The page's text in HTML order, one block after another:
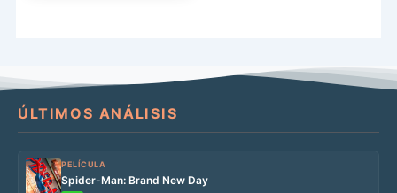
ÚLTIMOS ANÁLISIS
PELÍCULA
Spider-Man: Brand New Day